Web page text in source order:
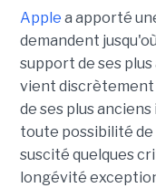
Apple a apporté
demandent
support de ses
vient discrètement
de ses plus
toute possibilité
suscité quelques
longévité